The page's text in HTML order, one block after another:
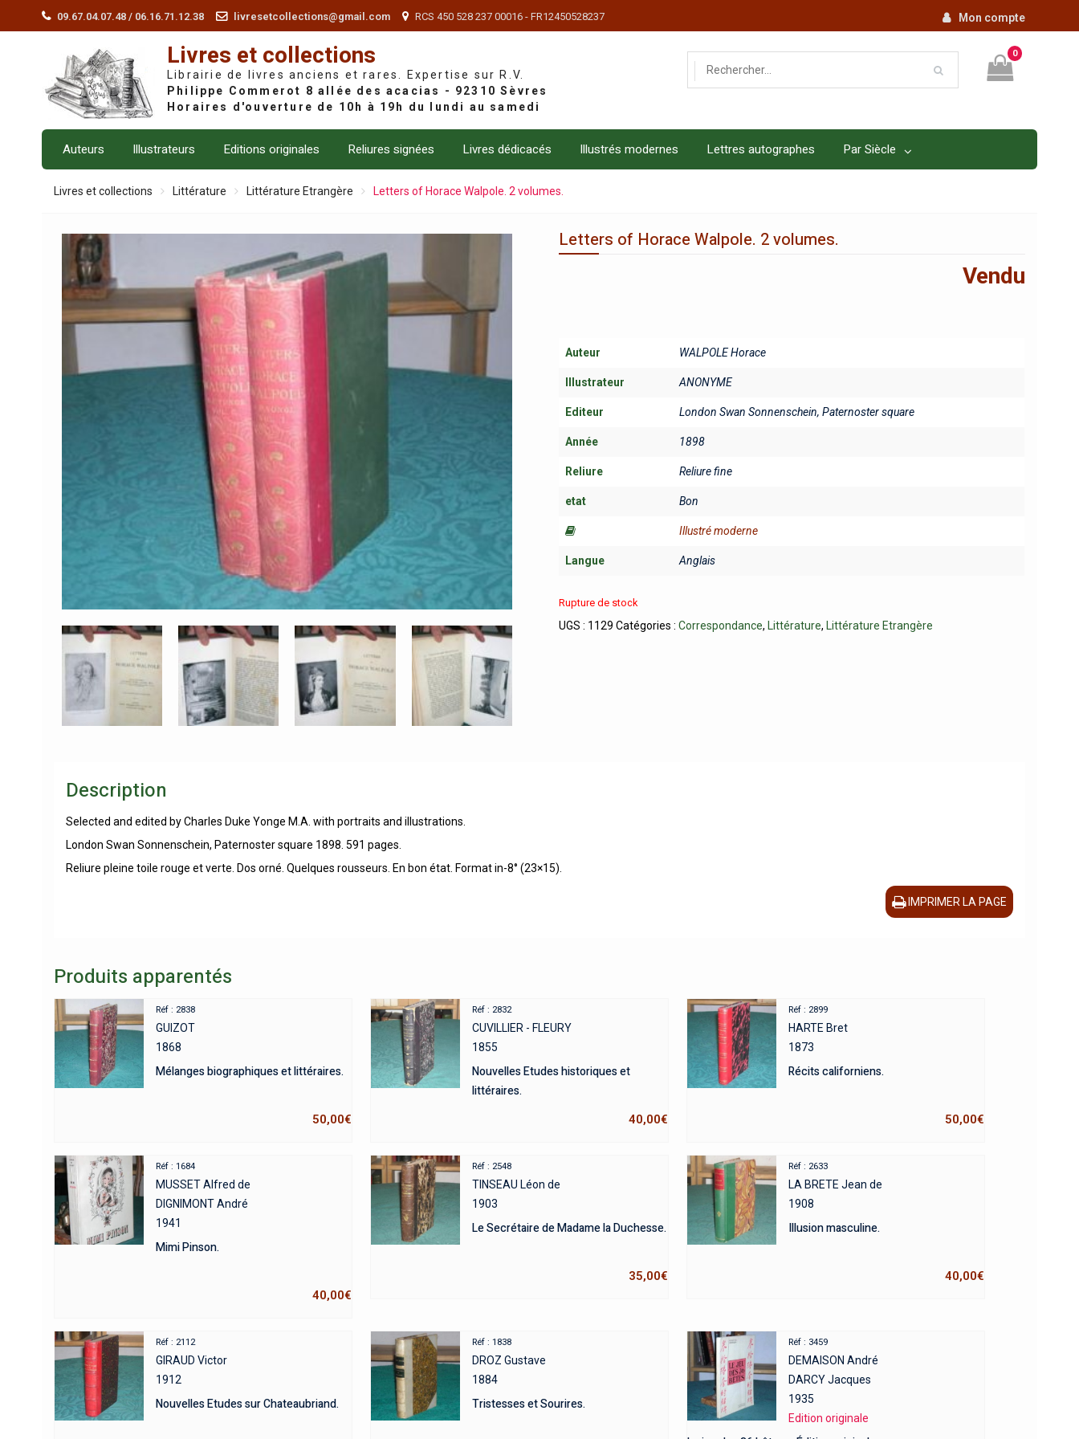
09.67.04.07.48 / 06.16.71.12.38 livresetcollections@gmail.com RCS 450 528 237 00016 - FR12450528237 Mon compte
Livres et collections
Librairie de livres anciens et rares. Expertise sur R.V.
0
Auteurs Illustrateurs Editions originales Reliures signées Livres dédicacés Illustrés modernes Lettres autographes Par Siècle
Livres et collections Littérature Littérature Etrangère Letters of Horace Walpole. 2 volumes.
Letters of Horace Walpole. 2 volumes.
Vendu
Auteur WALPOLE Horace
Illustrateur ANONYME
Editeur London Swan Sonnenschein, Paternoster square
Année 1898
Reliure Reliure fine
etat Bon
Illustré moderne
Langue Anglais
Rupture de stock
UGS : 1129 Catégories :Correspondance, Littérature, Littérature Etrangère
Description
Selected and edited by Charles Duke Yonge M.A. with portraits and illustrations.
London Swan Sonnenschein, Paternoster square 1898. 591 pages.
Reliure pleine toile rouge et verte. Dos orné. Quelques rousseurs. En bon état. Format in-8° (23×15).
IMPRIMER LA PAGE
Produits apparentés
Réf : 2838
GUIZOT
1868
Mélanges biographiques et littéraires.
50,00€
Réf : 2832
CUVILLIER - FLEURY
1855
Nouvelles Etudes historiques et
littéraires.
40,00€
Réf : 2899
HARTE Bret
1873
Récits californiens.
50,00€
Réf : 1684
MUSSET Alfred de
DIGNIMONT André
1941
Mimi Pinson.
40,00€
Réf : 2548
TINSEAU Léon de
1903
Le Secrétaire de Madame la Duchesse.
35,00€
Réf : 2633
LA BRETE Jean de
1908
Illusion masculine.
40,00€
Réf : 2112
GIRAUD Victor
1912
Nouvelles Etudes sur Chateaubriand.
Réf : 1838
DROZ Gustave
1884
Tristesses et Sourires.
Réf : 3459
DEMAISON André
DARCY Jacques
1935
Edition originale